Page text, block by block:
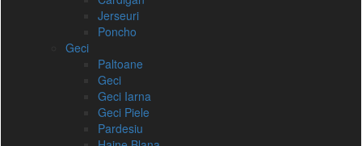
Jerseuri
Poncho
Geci
Paltoane
Geci
Geci Iarna
Geci Piele
Pardesiu